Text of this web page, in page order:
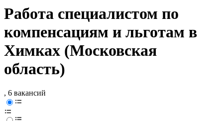
Работа специалистом по
компенсациям и льготам в
Химках (Московская
область)
, 6 вакансий